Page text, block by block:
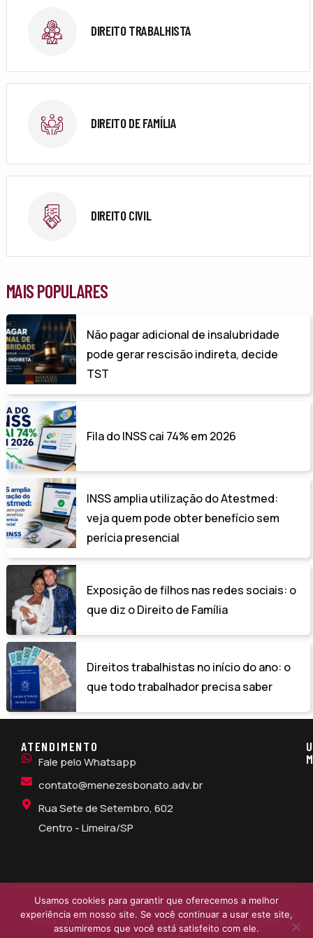
DIREITO TRABALHISTA
DIREITO DE FAMÍLIA
DIREITO CIVIL
MAIS POPULARES
Não pagar adicional de insalubridade
pode gerar rescisão indireta, decide
TST
Fila do INSS cai 74% em 2026
INSS amplia utilização do Atestmed:
veja quem pode obter benefício sem
perícia presencial
Exposição de filhos nas redes sociais: o
que diz o Direito de Família
Direitos trabalhistas no início do ano: o
que todo trabalhador precisa saber
ATENDIMENTO
Fale pelo Whatsapp
contato@menezesbonato.adv.br
Rua Sete de Setembro, 602
Centro - Limeira/SP
Menezes Bonato Sociedade de Advogados – CNPJ
31.497.294/0001-32 – Todos os direitos reservados (2011-
Usamos cookies para garantir que oferecemos a melhor
experiência em nosso site. Se você continuar a usar este site,
assumiremos que você está satisfeito com ele.